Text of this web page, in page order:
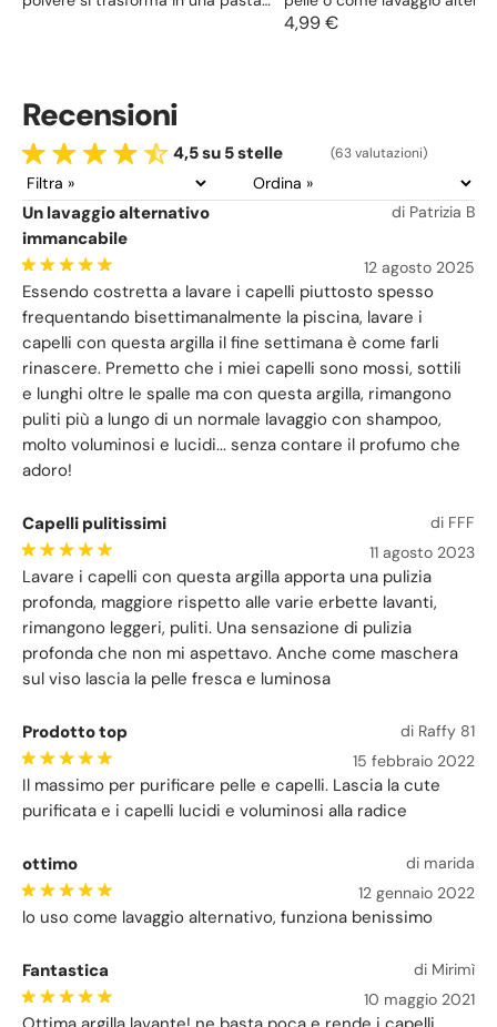
saponi per viso, corpo e capelli.
per capelli. Ha proprietà
4,99 €
Recensioni
4,5 su 5 stelle (63 valutazioni)
Un lavaggio alternativo
immancabile
di Patrizia B
12 agosto 2025
Essendo costretta a lavare i capelli piuttosto spesso
frequentando bisettimanalmente la piscina, lavare i
capelli con questa argilla il fine settimana è come farli
rinascere. Premetto che i miei capelli sono mossi, sottili
e lunghi oltre le spalle ma con questa argilla, rimangono
puliti più a lungo di un normale lavaggio con shampoo,
molto voluminosi e lucidi... senza contare il profumo che
adoro!
Capelli pulitissimi
di FFF
11 agosto 2023
Lavare i capelli con questa argilla apporta una pulizia
profonda, maggiore rispetto alle varie erbette lavanti,
rimangono leggeri, puliti. Una sensazione di pulizia
profonda che non mi aspettavo. Anche come maschera
sul viso lascia la pelle fresca e luminosa
Prodotto top
di Raffy 81
15 febbraio 2022
Il massimo per purificare pelle e capelli. Lascia la cute
purificata e i capelli lucidi e voluminosi alla radice
ottimo
di marida
12 gennaio 2022
lo uso come lavaggio alternativo, funziona benissimo
Fantastica
di Mirimì
10 maggio 2021